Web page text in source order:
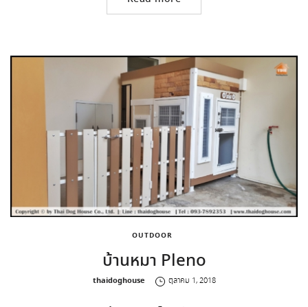
OUTDOOR
บ้านหมา Pleno
by
thaidoghouse ตุลาคม 1, 2018